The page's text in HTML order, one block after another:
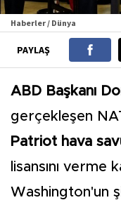
Haberler / Dünya
PAYLAŞ
ABD Başkanı
gerçekleşen
Patriot hava
lisansını verme
Washington'un